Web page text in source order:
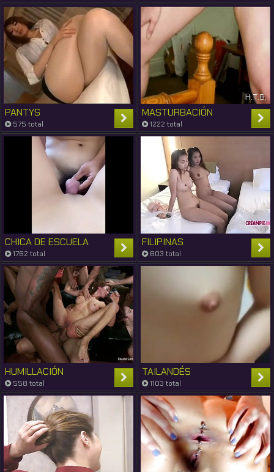
PANTYS
575 total
MASTURBACIÓN
1222 total
CHICA DE ESCUELA
1762 total
FILIPINAS
603 total
HUMILLACIÓN
558 total
TAILANDÉS
1103 total